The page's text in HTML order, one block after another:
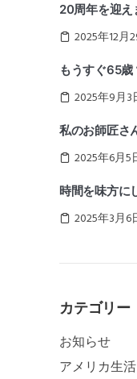
20周年を迎え
2025年12月
もうすぐ65歳
2025年9月3
私のお師匠さ
2025年6月5
時間を味方に
2025年3月6
カテゴリー
お知らせ
アメリカ生活